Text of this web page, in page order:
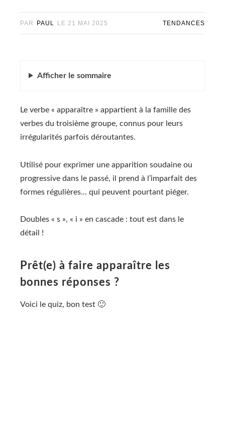
PAR PAUL LE 21 MAI 2025 TENDANCES
Afficher le sommaire
Le verbe « apparaître » appartient à la famille des
verbes du troisième groupe, connus pour leurs
irrégularités parfois déroutantes.
Utilisé pour exprimer une apparition soudaine ou
progressive dans le passé, il prend à l’imparfait des
formes régulières… qui peuvent pourtant piéger.
Doubles « s », « i » en cascade : tout est dans le
détail !
Prêt(e) à faire apparaître les
bonnes réponses ?
Voici le quiz, bon test 🙂